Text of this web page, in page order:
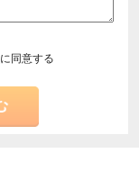
に同意する